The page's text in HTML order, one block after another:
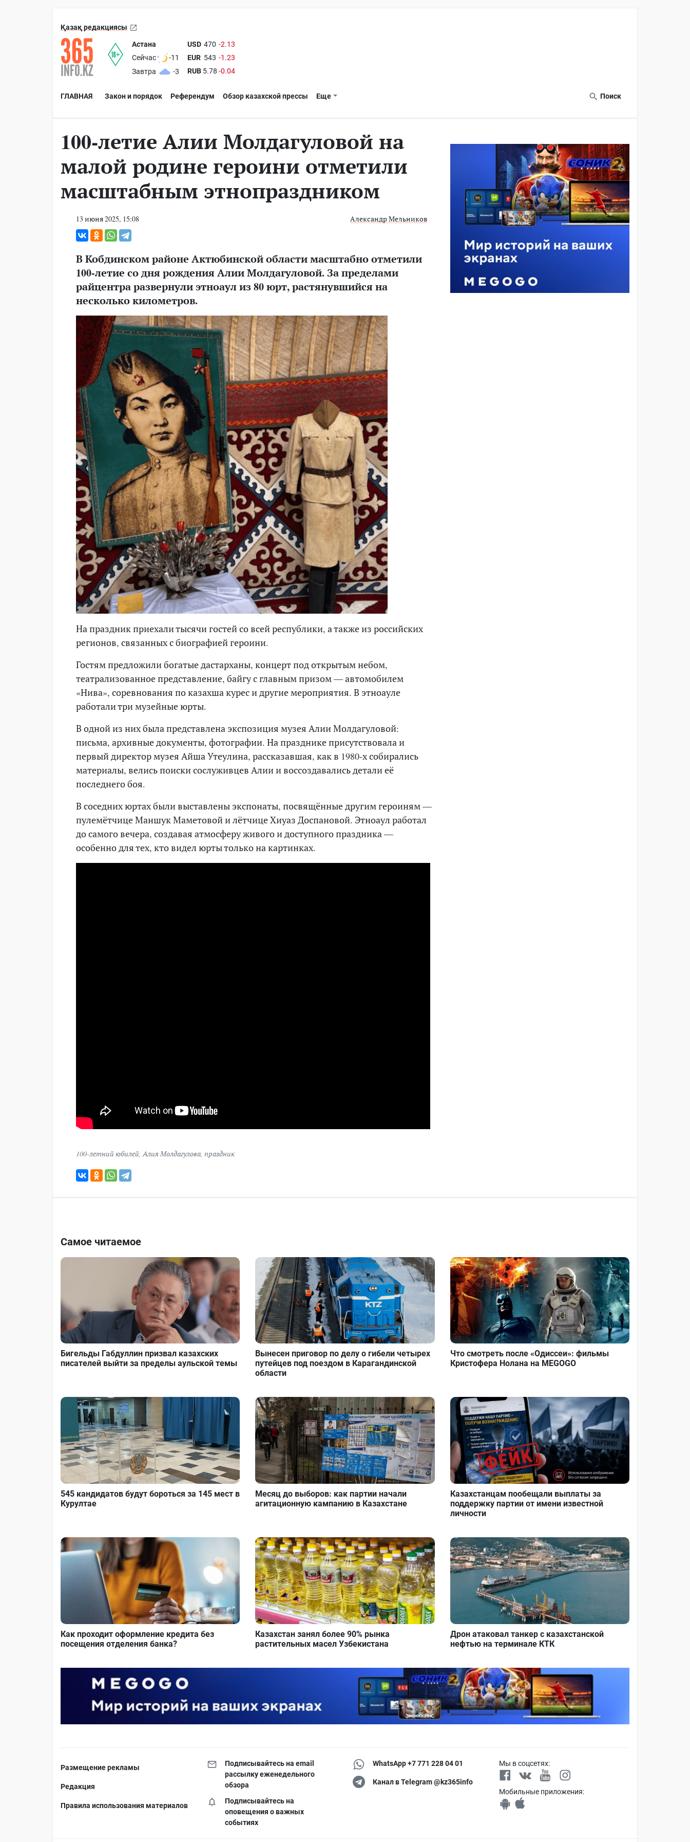
Қазақ редакциясы
Астана
Сейчас
-11
Завтра
-3
USD 470 -2.13
EUR 543 -1.23
RUB 5.78 -0.04
ГЛАВНАЯ Закон и порядок Референдум Обзор казахской прессы Еще Поиск
100-летие Алии Молдагуловой на
малой родине героини отметили
масштабным этнопраздником
13 июня 2025, 15:08 Александр Мельников
В Кобдинском районе Актюбинской области масштабно отметили
100-летие со дня рождения Алии Молдагуловой. За пределами
райцентра развернули этноаул из 80 юрт, растянувшийся на
несколько километров.
На праздник приехали тысячи гостей со всей республики, а также из российских
регионов, связанных с биографией героини.
Гостям предложили богатые дастарханы, концерт под открытым небом,
театрализованное представление, байгу с главным призом — автомобилем
«Нива», соревнования по казахша курес и другие мероприятия. В этноауле
работали три музейные юрты.
В одной из них была представлена экспозиция музея Алии Молдагуловой:
письма, архивные документы, фотографии. На празднике присутствовала и
первый директор музея Айша Утеулина, рассказавшая, как в 1980-х собирались
материалы, велись поиски сослуживцев Алии и воссоздавались детали её
последнего боя.
В соседних юртах были выставлены экспонаты, посвящённые другим героиням —
пулемётчице Маншук Маметовой и лётчице Хиуаз Доспановой. Этноаул работал
до самого вечера, создавая атмосферу живого и доступного праздника —
особенно для тех, кто видел юрты только на картинках.
100-летний юбилей Алия Молдагулова праздник
Самое читаемое
Бигельды Габдуллин призвал казахских
писателей выйти за пределы аульской темы
Вынесен приговор по делу о гибели четырех
путейцев под поездом в Карагандинской
области
Что смотреть после «Одиссеи»: фильмы
Кристофера Нолана на MEGOGO
545 кандидатов будут бороться за 145 мест в
Курултае
Месяц до выборов: как партии начали
агитационную кампанию в Казахстане
Казахстанцам пообещали выплаты за
поддержку партии от имени известной
личности
Как проходит оформление кредита без
посещения отделения банка?
Казахстан занял более 90% рынка
растительных масел Узбекистана
Дрон атаковал танкер с казахстанской
нефтью на терминале КТК
Размещение рекламы
Редакция
Правила использования материалов
Подписывайтесь на email
рассылку еженедельного
обзора
Подписывайтесь на
оповещения о важных
событиях
WhatsApp +7 771 228 04 01
Канал в Telegram @kz365info
Мы в соцсетях:
Мобильные приложения: